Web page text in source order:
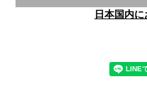
日本国内